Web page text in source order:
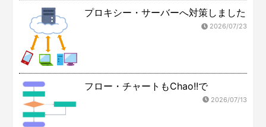
プロキシー・サーバーへ対策しました
2026/07/23
フロー・チャートもChao!!で
2026/07/13